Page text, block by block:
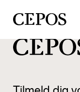
CEPOS logo